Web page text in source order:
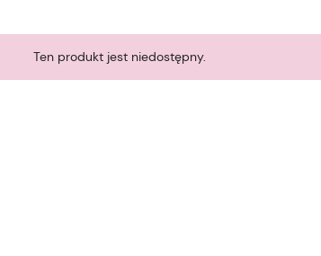
Ten produkt jest niedostępny.